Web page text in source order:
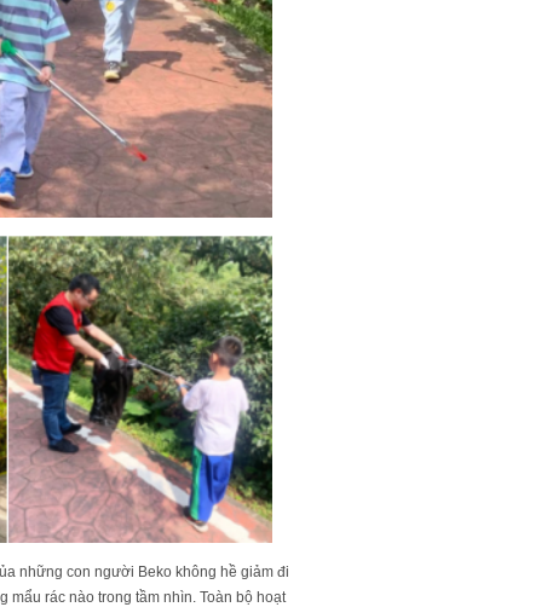
những con người Beko không hề giảm đi
mẩu rác nào trong tầm nhìn. Toàn bộ hoạt